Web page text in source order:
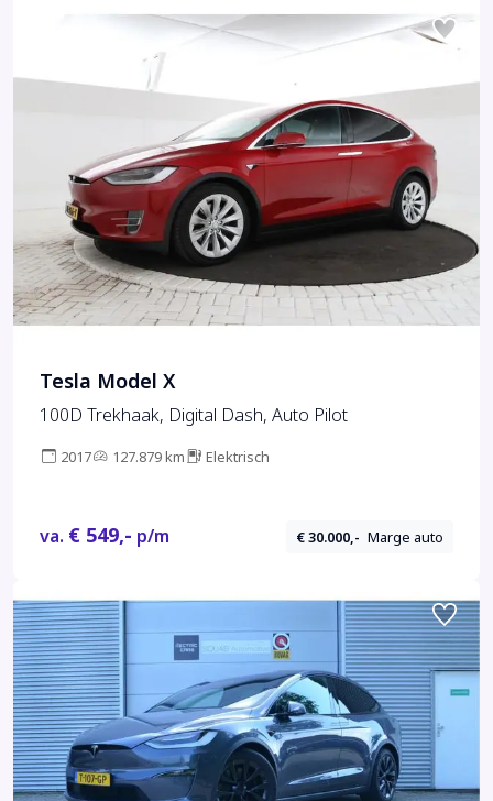
Tesla Model X
100D Trekhaak, Digital Dash, Auto Pilot
2017 127.879 km Elektrisch
va. € 549,- p/m € 30.000,- Marge auto